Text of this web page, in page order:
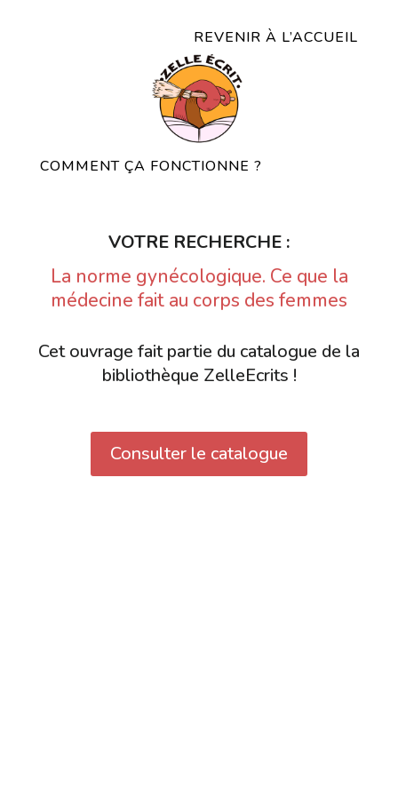
REVENIR À L’ACCUEIL
COMMENT ÇA FONCTIONNE ?
VOTRE RECHERCHE :
La norme gynécologique. Ce que la
médecine fait au corps des femmes
Cet ouvrage fait partie du catalogue de la
bibliothèque ZelleEcrits !
Consulter le catalogue